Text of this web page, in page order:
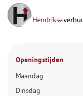
Openingstijden
Maandag
Dinsdag